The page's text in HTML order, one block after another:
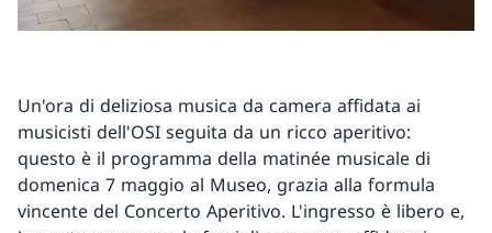
Un'ora di deliziosa musica da camera affidata ai
musicisti dell'OSI seguita da un ricco aperitivo:
questo è il programma della matinée musicale di
domenica 7 maggio al Museo, grazia alla formula
vincente del Concerto Aperitivo. L'ingresso è libero e,